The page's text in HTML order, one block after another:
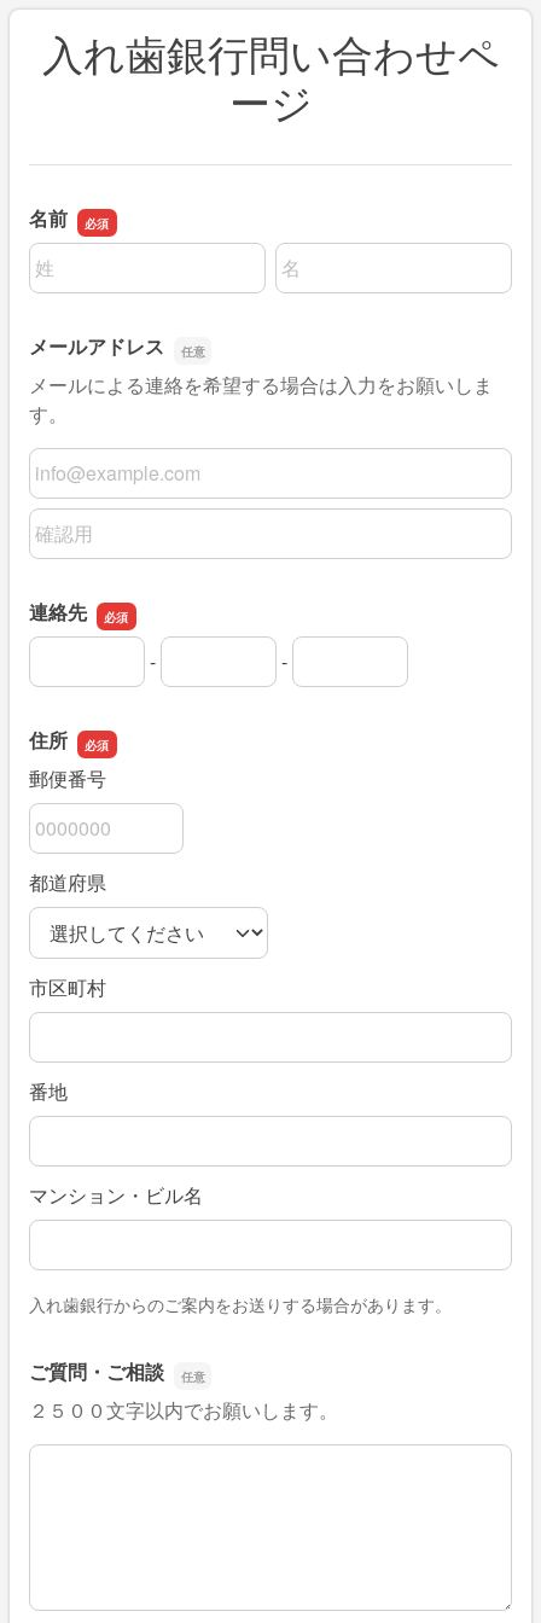
入れ歯銀行問い合わせペ
ージ
名前
名前の姓
名前の名
メールアドレス
メールによる連絡を希望する場合は入力をお願いしま
す。
メールアドレス
メールアドレスの確認用
連絡先
連絡先の市外局番
-
連絡先の市内局番 -
連絡先の加入者番号
住所
郵便番号
都道府県
市区町村
番地
マンション・ビル名
入れ歯銀行からのご案内をお送りする場合があります。
ご質問・ご相談
２５００文字以内でお願いします。
ご質問・ご相談